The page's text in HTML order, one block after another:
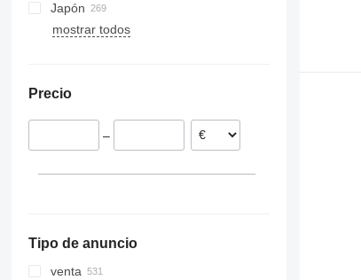
Japón
mostrar todos
Precio
–
Tipo de anuncio
venta